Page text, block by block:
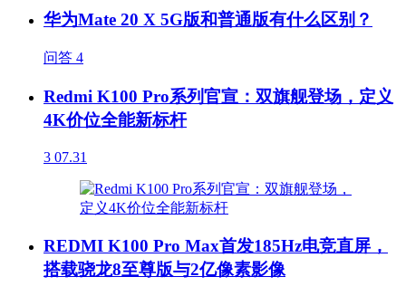
华为Mate 20 X 5G版和普通版有什么区别？
问答 4
Redmi K100 Pro系列官宣：双旗舰登场，定义
4K价位全能新标杆
3 07.31
REDMI K100 Pro Max首发185Hz电竞直屏，
搭载骁龙8至尊版与2亿像素影像